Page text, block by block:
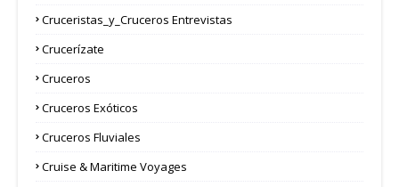
Cruceristas_y_Cruceros Entrevistas
Crucerízate
Cruceros
Cruceros Exóticos
Cruceros Fluviales
Cruise & Maritime Voyages